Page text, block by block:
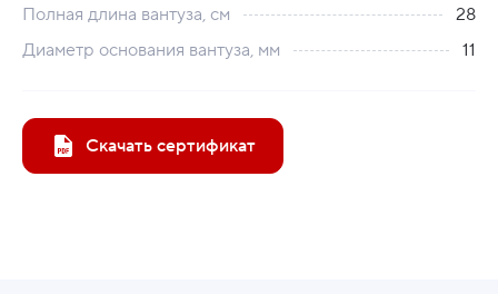
Полная длина вантуза, см
28
Диаметр основания вантуза, мм
11
Скачать сертификат